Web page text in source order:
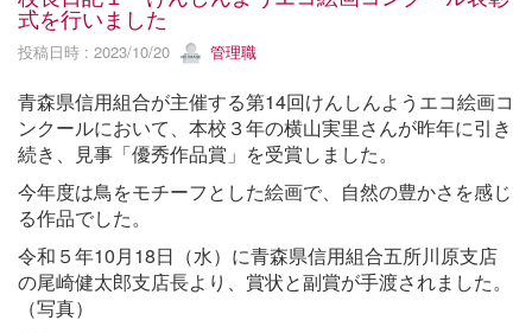
式を行いました
投稿日時 : 2023/10/20 管理職
青森県信用組合が主催する第14回けんしんようエコ絵画コ
ンクールにおいて、本校３年の横山実里さんが昨年に引き
続き、見事「優秀作品賞」を受賞しました。
今年度は鳥をモチーフとした絵画で、自然の豊かさを感じ
る作品でした。
令和５年10月18日（水）に青森県信用組合五所川原支店
の尾崎健太郎支店長より、賞状と副賞が手渡されました。
（写真）